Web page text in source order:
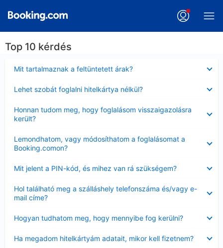
Top 10 kérdés
Mit tartalmaznak a feltüntetett árak?
Lehet szobát foglalni hitelkártya nélkül?
Honnan tudom meg, hogy foglalásom visszaigazolásra
került?
Lemondhatom, vagy módosíthatom a foglalásomat a
Booking.comon?
Mit jelent a PIN-kód, és mihez van rá szükségem?
Hol található meg a szálláshely telefonszáma és/vagy e-
mail címe?
Hogyan tudhatom meg, hogy mennyibe fog kerülni?
Ha megadom hitelkártyám adatait, mikor kell fizetnem?